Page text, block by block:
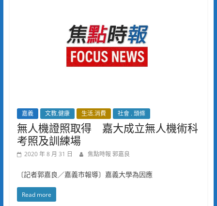
嘉義 文教.健康 生活.消費 社會 . 頭條
無人機證照取得 嘉大成立無人機術科
考照及訓練場
2020 年 8 月 31 日 焦點時報 郭嘉良
〔記者郭嘉良／嘉義市報導〕嘉義大學為因應
Read more